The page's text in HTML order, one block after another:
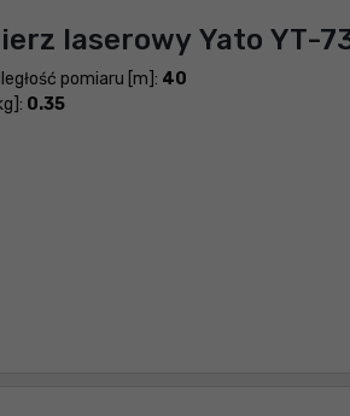
laserowy Yato YT-
pomiaru [m]: 40
0.35